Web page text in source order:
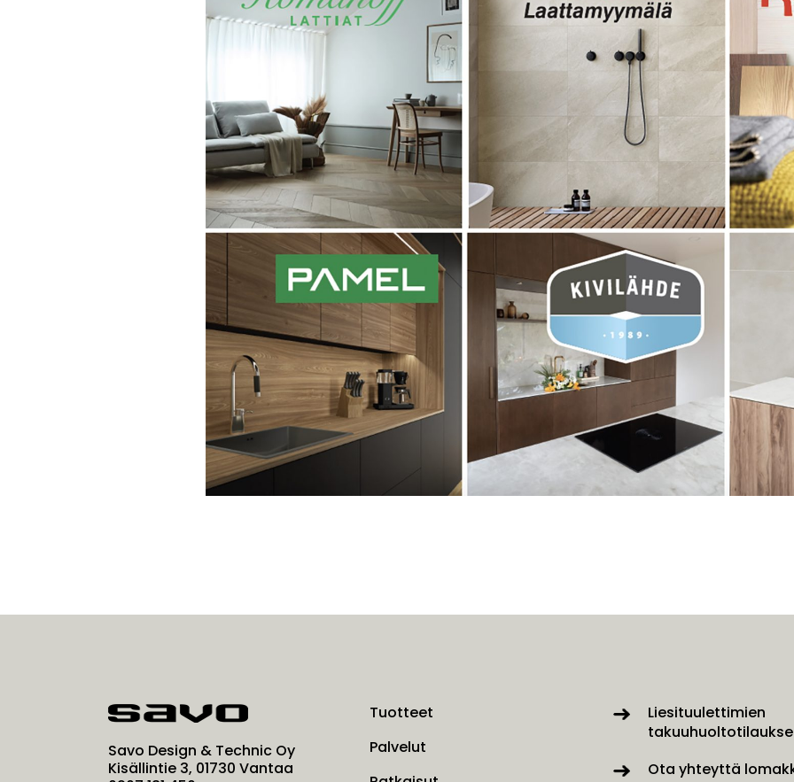
Savo Design & Technic Oy
Kisällintie 3, 01730 Vantaa
Tuotteet
Palvelut
Liesituulettimien
Ota yhteyttä